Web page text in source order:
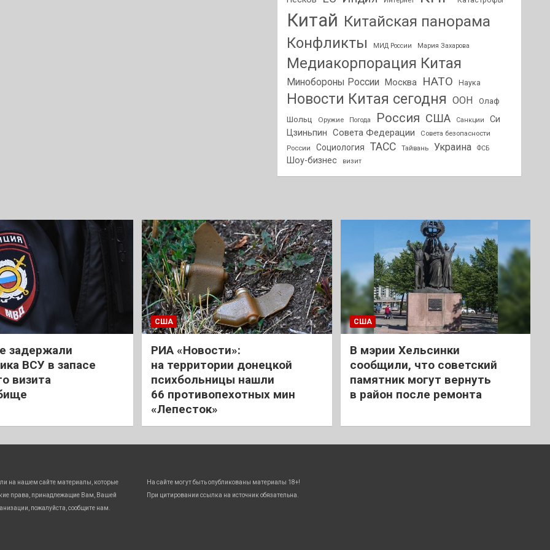
Китай Китайская панорама
Конфликты
МИД России Мария Захарова
Медиакорпорация Китая
Минобороны России Москва НАТО Наука
Новости Китая сегодня ООН
Олаф
Шольц
Оружие Погода Россия США Санкции
Си
Цзиньпин
Совета Федерации
Совета безопасности
России
Социология ТАСС Тайвань Украина ФСБ
Шоу-бизнес визит
задержали
ВСУ в запасе
визита
США
РИА «Новости»:
на территории донецкой
психбольницы нашли
66 противопехотных мин
«Лепесток»
США
В мэрии Хельсинки
сообщили, что советский
памятник могут вернуть
в район после ремонта
на нашем сайте материалы, которые
права, принадлежащие Вам, Вашей
пожалуйста, сообщите нам.
На сайте могут быть опубликованы материалы 18+!
При цитировании ссылка на источник обязательна.